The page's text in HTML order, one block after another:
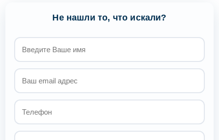
Не нашли то, что искали?